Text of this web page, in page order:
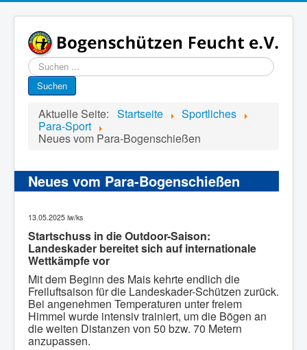
Suchen
...
Suchen
Aktuelle Seite: Startseite Sportliches
Para-Sport
Neues vom Para-Bogenschießen
Neues vom Para-Bogenschießen
13.05.2025 lw/ks
Startschuss in die Outdoor-Saison:
Landeskader bereitet sich auf internationale
Wettkämpfe vor
Mit dem Beginn des Mais kehrte endlich die
Freiluftsaison für die Landeskader-Schützen zurück.
Bei angenehmen Temperaturen unter freiem
Himmel wurde intensiv trainiert, um die Bögen an
die weiten Distanzen von 50 bzw. 70 Metern
anzupassen.